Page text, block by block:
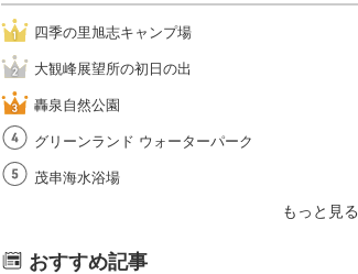
四季の里旭志キャンプ場
大観峰展望所の初日の出
轟泉自然公園
グリーンランド ウォーターパーク
茂串海水浴場
もっと見る
おすすめ記事